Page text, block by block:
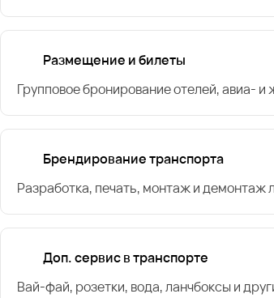
Размещение и билеты
Групповое бронирование отелей, авиа-
Брендирование транспорта
Разработка, печать, монтаж и демонтаж
Доп. сервис в транспорте
Вай-фай, розетки, вода, ланчбоксы и